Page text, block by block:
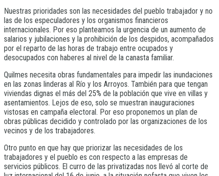
Nuestras prioridades son las necesidades del pueblo trabajador y no
las de los especuladores y los organismos financieros
internacionales. Por eso planteamos la urgencia de un aumento de
salarios y jubilaciones y la prohibición de los despidos, acompañados
por el reparto de las horas de trabajo entre ocupados y
desocupados con haberes al nivel de la canasta familiar.
Quilmes necesita obras fundamentales para impedir las inundaciones
en las zonas linderas al Río y los Arroyos. También para que tengan
viviendas dignas el más del 25% de la población que vive en villas y
asentamientos. Lejos de eso, solo se muestran inauguraciones
vistosas en campaña electoral. Por eso proponemos un plan de
obras públicas decidido y controlado por las organizaciones de los
vecinos y de los trabajadores.
Otro punto en que hay que priorizar las necesidades de los
trabajadores y el pueblo es con respecto a las empresas de
servicios públicos. El curro de las privatizadas nos llevó al corte de